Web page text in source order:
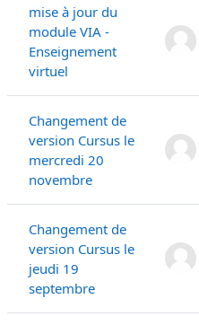
mise à jour du
module VIA -
Enseignement
virtuel
Changement de
version Cursus le
mercredi 20
novembre
Changement de
version Cursus le
jeudi 19
septembre